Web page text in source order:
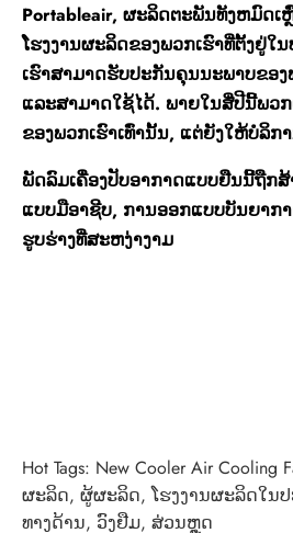
Portableair, ຜະລິດຕະພັນທັງຫມົດ
ໂຮງງານຜະລິດຂອງພວກເຮົາທີ່ຕັ້ງຢູ່ໃ
ເຮົາສາມາດຮັບປະກັນຄຸນນະພາບຂອ
ແລະສາມາດໃຊ້ໄດ້. ພາຍໃນສີ່ປີນີ້ພວ
ຂອງພວກເຮົາເທົ່ານັ້ນ, ແຕ່ຍັງໃຫ້ບໍລິກ
ພັດລົມເຄື່ອງປັບອາກາດແບບຢືນນີ້ຖືກ
ແບບມືອາຊີບ, ການອອກແບບບັນຍາກ
ຮູບຮ່າງທີ່ສະຫງ່າງາມ
Hot Tags: New Cooler Air Cooling
ຜະລິດ, ຜູ້ຜະລິດ, ໂຮງງານຜະລິດໃນ
ທາງດ້ານ, ວົງຢືມ, ສ່ວນຫຼຸດ